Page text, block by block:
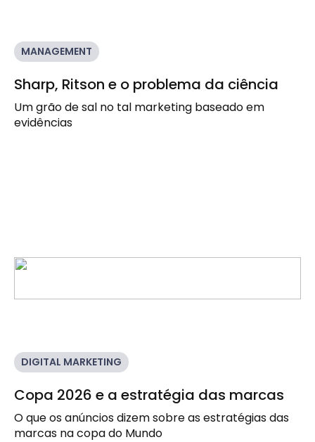
MANAGEMENT
Sharp, Ritson e o problema da ciência
Um grão de sal no tal marketing baseado em
evidências
DIGITAL MARKETING
Copa 2026 e a estratégia das marcas
O que os anúncios dizem sobre as estratégias das
marcas na copa do Mundo